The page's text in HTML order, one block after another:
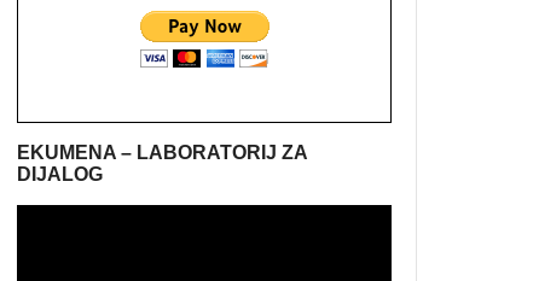
EKUMENA – LABORATORIJ ZA
DIJALOG